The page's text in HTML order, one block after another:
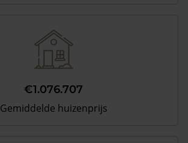
€1.076.707
Gemiddelde huizenprijs